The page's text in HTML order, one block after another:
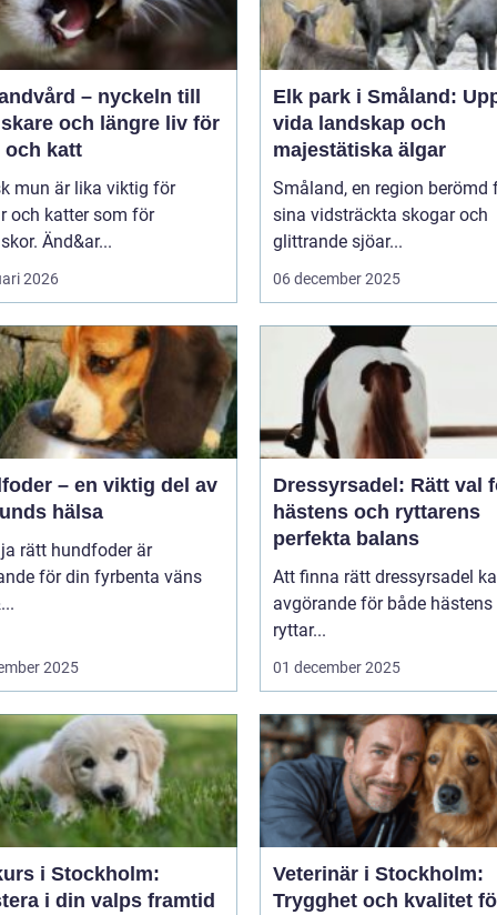
– nyckeln till
och längre liv för
och katt
mun är lika viktig för
och katter som för
Änd&ar...
2026
Elk park i Småland:
vida landskap och
majestätiska älgar
Småland, en region berömd
sina vidsträckta skogar och
glittrande sjöar...
06 december 2025
– en viktig del av
hälsa
rätt hundfoder är
för din fyrbenta väns
2025
Dressyrsadel: Rätt val
hästens och ryttarens
perfekta balans
Att finna rätt dressyrsadel
avgörande för både hästens
ryttar...
01 december 2025
i Stockholm:
i din valps framtid
Veterinär i Stockholm:
Trygghet och kvalitet